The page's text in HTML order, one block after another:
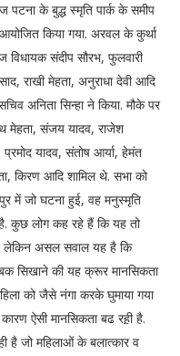
के बुद्ध स्मृति पार्क के समीप
किया गया. अरवल के कुर्था
विधायक संदीप सौरभ, फुलवारी
राखी मेहता, अनुराधा देवी आदि
अनिता सिन्हा ने किया. मौके पर
मेहता, संजय यादव, राजेश
यादव, संतोष आर्या, हेमंत
किरण आदि शामिल थे. सभा को
में जो घटना हुई, वह मनुस्मृति
है. कुछ लोग कह रहे हैं कि यह तो
लेकिन असल सवाल यह है कि
सिखाने की यह क्रूर मानसिकता
को जैसे नंगा करके घुमाया गया
ऐसी मानसिकता बढ रह़ी है.
है जो महिलाओं के बलात्कार व